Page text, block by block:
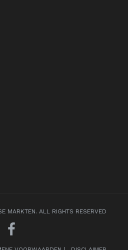
MARKTEN. ALL RIGHTS RESERVED